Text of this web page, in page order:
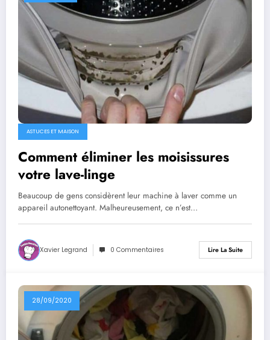
ASTUCES ET MAISON
Comment éliminer les moisissures
votre lave-linge
Beaucoup de gens considèrent leur machine à laver comme un
appareil autonettoyant. Malheureusement, ce n’est…
Xavier Legrand 0 Commentaires Lire La Suite
28/09/2020